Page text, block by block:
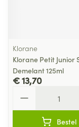
Klorane
Klorane Petit Junior
Demelant 125ml
€ 13,70
Bestel